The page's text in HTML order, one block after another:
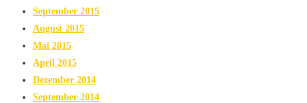
September 2015
August 2015
Mai 2015
April 2015
Dezember 2014
September 2014